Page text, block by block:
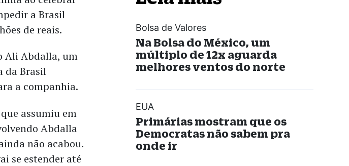
a Brasil
de reais.
Ali Abdalla, um
da Brasil
a companhia.
assumiu em
Abdalla
não acabou.
se estender até
Bolsa de Valores
Na Bolsa do México, um
múltiplo de 12x aguarda
melhores ventos do norte
EUA
Primárias mostram que os
Democratas não sabem pra
onde ir